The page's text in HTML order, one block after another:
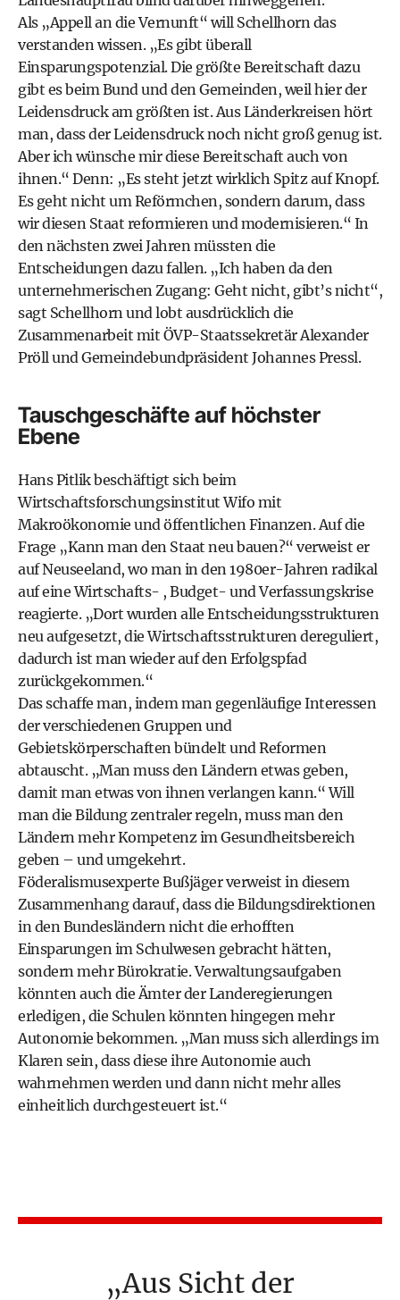
Als „Appell an die Vernunft“ will Schellhorn das
verstanden wissen. „Es gibt überall
Einsparungspotenzial. Die größte Bereitschaft dazu
gibt es beim Bund und den Gemeinden, weil hier der
Leidensdruck am größten ist. Aus Länderkreisen hört
man, dass der Leidensdruck noch nicht groß genug ist.
Aber ich wünsche mir diese Bereitschaft auch von
ihnen.“ Denn: „Es steht jetzt wirklich Spitz auf Knopf.
Es geht nicht um Reförmchen, sondern darum, dass
wir diesen Staat reformieren und modernisieren.“ In
den nächsten zwei Jahren müssten die
Entscheidungen dazu fallen. „Ich haben da den
unternehmerischen Zugang: Geht nicht, gibt’s nicht“,
sagt Schellhorn und lobt ausdrücklich die
Zusammenarbeit mit ÖVP-Staatssekretär Alexander
Pröll und Gemeindebundpräsident Johannes Pressl.
Tauschgeschäfte auf höchster
Ebene
Hans Pitlik beschäftigt sich beim
Wirtschaftsforschungsinstitut Wifo mit
Makroökonomie und öffentlichen Finanzen. Auf die
Frage „Kann man den Staat neu bauen?“ verweist er
auf Neuseeland, wo man in den 1980er-Jahren radikal
auf eine Wirtschafts- , Budget- und Verfassungskrise
reagierte. „Dort wurden alle Entscheidungsstrukturen
neu aufgesetzt, die Wirtschaftsstrukturen dereguliert,
dadurch ist man wieder auf den Erfolgspfad
zurückgekommen.“
Das schaffe man, indem man gegenläufige Interessen
der verschiedenen Gruppen und
Gebietskörperschaften bündelt und Reformen
abtauscht. „Man muss den Ländern etwas geben,
damit man etwas von ihnen verlangen kann.“ Will
man die Bildung zentraler regeln, muss man den
Ländern mehr Kompetenz im Gesundheitsbereich
geben – und umgekehrt.
Föderalismusexperte Bußjäger verweist in diesem
Zusammenhang darauf, dass die Bildungsdirektionen
in den Bundesländern nicht die erhofften
Einsparungen im Schulwesen gebracht hätten,
sondern mehr Bürokratie. Verwaltungsaufgaben
könnten auch die Ämter der Landeregierungen
erledigen, die Schulen könnten hingegen mehr
Autonomie bekommen. „Man muss sich allerdings im
Klaren sein, dass diese ihre Autonomie auch
wahrnehmen werden und dann nicht mehr alles
einheitlich durchgesteuert ist.“
Aus Sicht der